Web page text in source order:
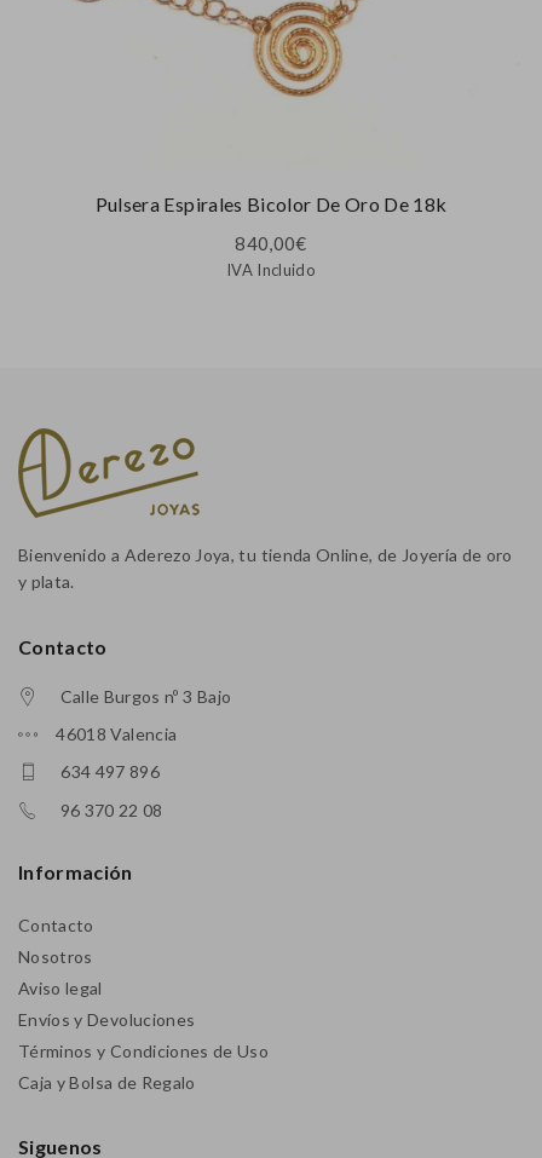
Pulsera Espirales Bicolor De Oro De 18k
840,00€
IVA Incluido
Bienvenido a Aderezo Joya, tu tienda Online, de Joyería de oro
y plata.
Contacto
Calle Burgos nº 3 Bajo
46018 Valencia
634 497 896
96 370 22 08
Información
Contacto
Nosotros
Aviso legal
Envíos y Devoluciones
Términos y Condiciones de Uso
Caja y Bolsa de Regalo
Siguenos